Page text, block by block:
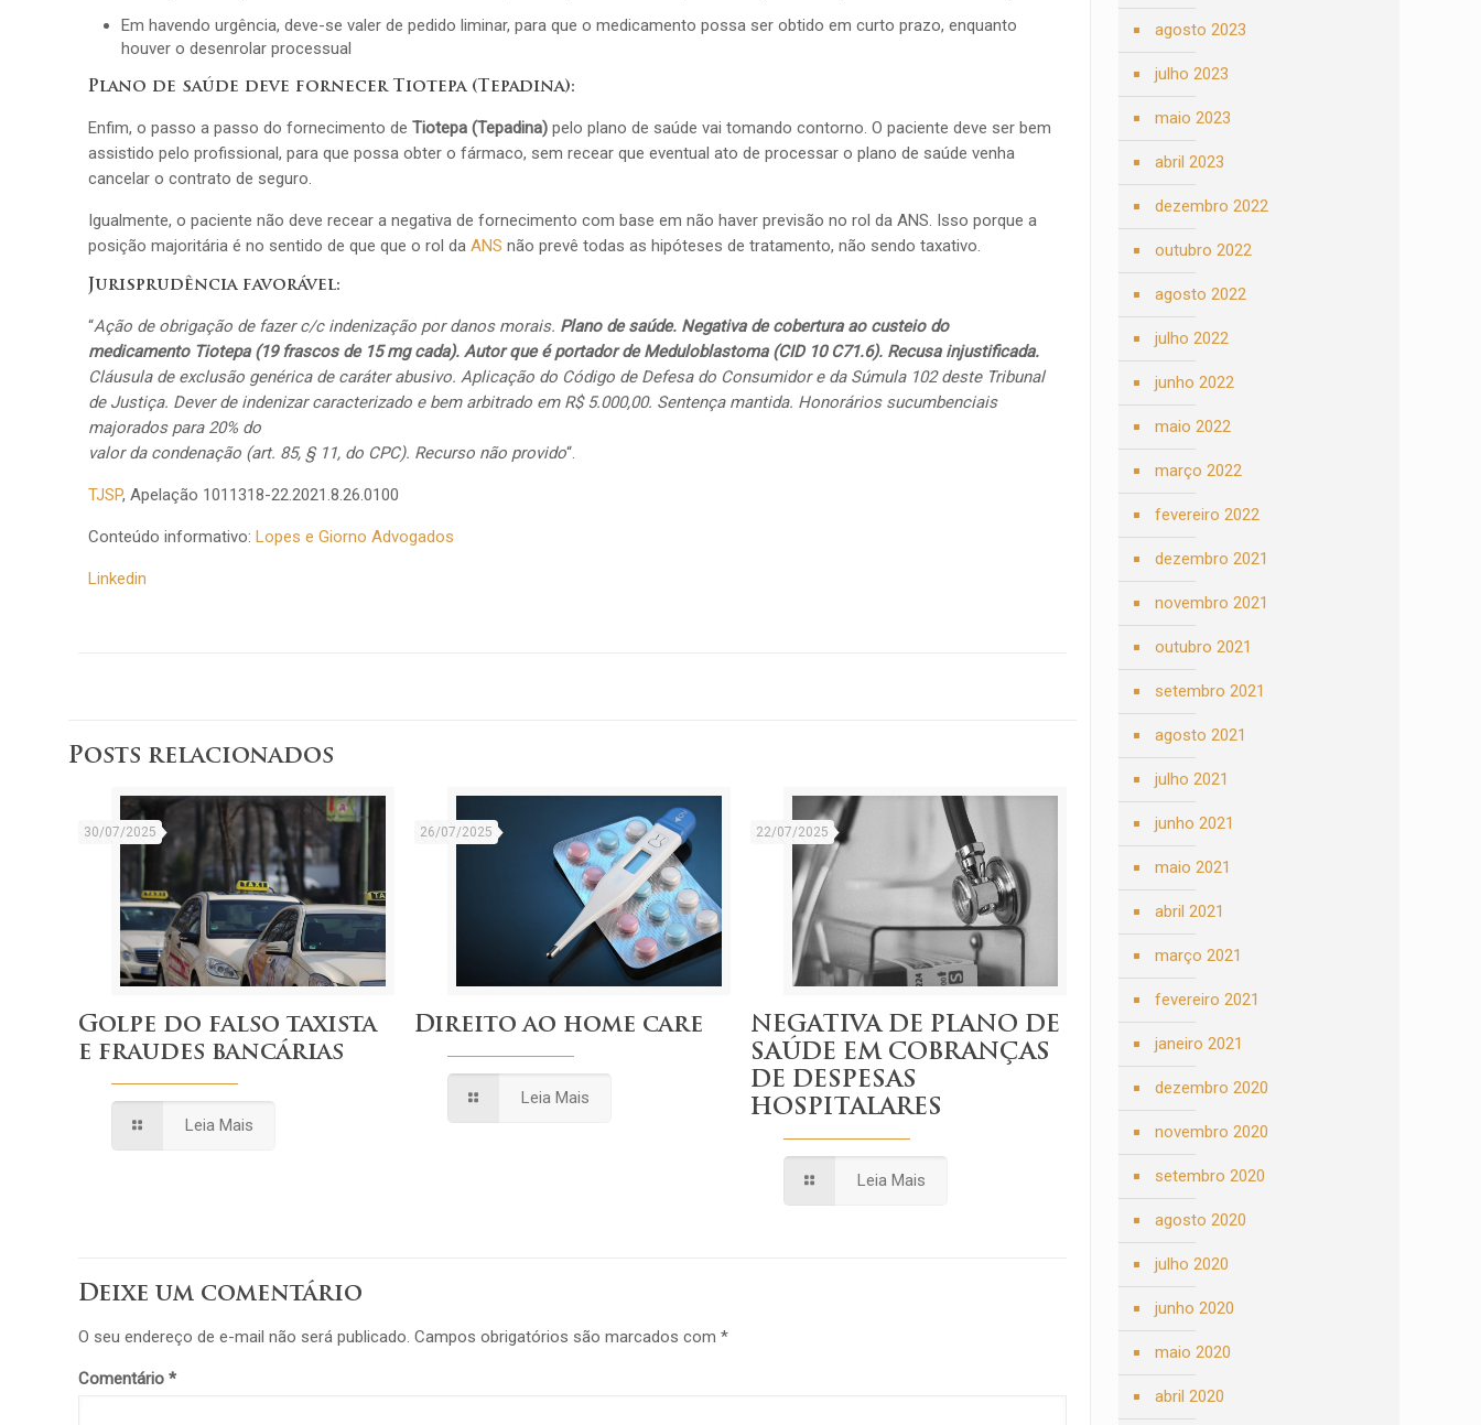
Em havendo urgência, deve-se valer de pedido liminar, para que o medicamento possa ser obtido em curto prazo, enquanto
houver o desenrolar processual
Plano de saúde deve fornecer Tiotepa (Tepadina):
Enfim, o passo a passo do fornecimento deTiotepa (Tepadina) pelo plano de saúde vai tomando contorno. O paciente deve ser bem
assistido pelo profissional, para que possa obter o fármaco, sem recear que eventual ato de processar o plano de saúde venha
cancelar o contrato de seguro.
Igualmente, o paciente não deve recear a negativa de fornecimento com base em não haver previsão no rol da ANS. Isso porque a
posição majoritária é no sentido de que que o rol daANS não prevê todas as hipóteses de tratamento, não sendo taxativo.
Jurisprudência favorável:
“Ação de obrigação de fazer c/c indenização por danos morais. Plano de saúde. Negativa de cobertura ao custeio do
medicamento Tiotepa (19 frascos de 15 mg cada). Autor que é portador de Meduloblastoma (CID 10 C71.6). Recusa injustificada.
Cláusula de exclusão genérica de caráter abusivo. Aplicação do Código de Defesa do Consumidor e da Súmula 102 deste Tribunal
de Justiça. Dever de indenizar caracterizado e bem arbitrado em R$ 5.000,00. Sentença mantida. Honorários sucumbenciais
majorados para 20% do
valor da condenação (art. 85, § 11, do CPC). Recurso não provido“.
TJSP, Apelação 1011318-22.2021.8.26.0100
Conteúdo informativo:Lopes e Giorno Advogados
Linkedin
Posts relacionados
30/07/2025
Golpe do falso taxista
e fraudes bancárias
Leia Mais
26/07/2025
Direito ao home care
Leia Mais
22/07/2025
NEGATIVA DE PLANO DE
SAÚDE EM COBRANÇAS
DE DESPESAS
HOSPITALARES
Leia Mais
Deixe um comentário
O seu endereço de e-mail não será publicado. Campos obrigatórios são marcados com*
Comentário*
agosto 2023
julho 2023
maio 2023
abril 2023
dezembro 2022
outubro 2022
agosto 2022
julho 2022
junho 2022
maio 2022
março 2022
fevereiro 2022
dezembro 2021
novembro 2021
outubro 2021
setembro 2021
agosto 2021
julho 2021
junho 2021
maio 2021
abril 2021
março 2021
fevereiro 2021
janeiro 2021
dezembro 2020
novembro 2020
setembro 2020
agosto 2020
julho 2020
junho 2020
maio 2020
abril 2020